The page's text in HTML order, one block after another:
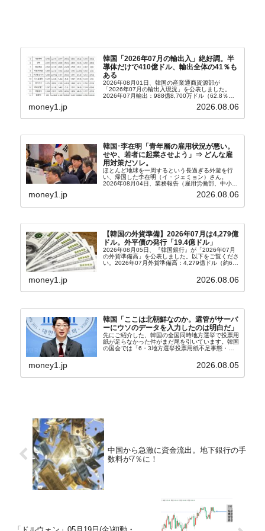
韓国「2026年07月の輸出入」絶好調。半
導体だけで410億ドル、輸出全体の41％も
ある
2026年08月01日、韓国の産業通商資源部が
「2026年07月の輸出入現況」を公表しました。
2026年07月輸出：988億8,700万ドル（62.8％）
money1.jp 2026.08.06
韓国･李在明「青年層の雇用状況が悪い。
せや、若者に起業させよう」⇒ どんな雇
用対策だソレ。
ほとんど地球を一周するという長過ぎる外遊を行
い、帰国した李在明（イ・ジェミョン）さん。
2026年08月04日、業務報告（雇用労働部、中小ベ
上、韓国大統領に成りおおせた李在明（イ・ジェミ
money1.jp 2026.08.06
【韓国の外貨準備】2026年07月は4,279億
ドル。外平債の発行「19.4億ドル」
2026年08月05日、『韓国銀行』が「2026年07月
の外貨準備高」を公表しました。以下をご覧くださ
い。2026年07月外貨準備高：4,279億ドル（約67
money1.jp 2026.08.06
韓国「ここは北朝鮮なのか。選管がサーバ
ーにウソのデータを入力したのは明白だ」
先にご紹介した、韓国の全国同時地方選挙で投票用
紙が足らなかった件がまだ尾を引いています。韓国
の国会では「6・3地方選挙投票用紙不足事態・国
す。『国民の力』の朱晋佑（チュ・ジヌ）議員はそ
money1.jp 2026.08.05
中国から急激に資金流出。地下銀行の手
数料が7％に！